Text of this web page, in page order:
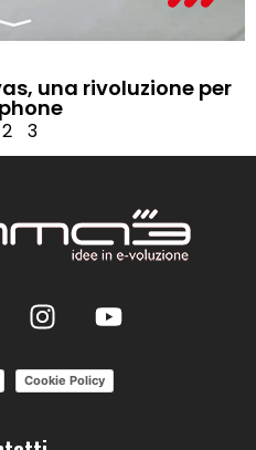
una rivoluzione per
2 3
Cookie Policy